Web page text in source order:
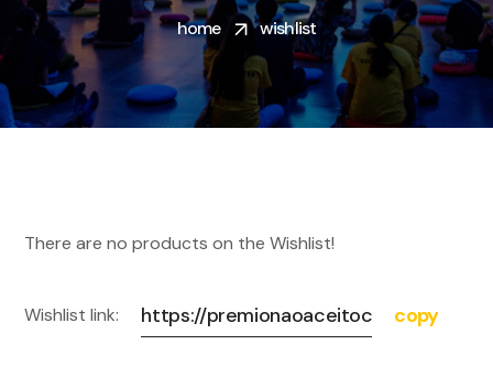
home wishlist
There are no products on the Wishlist!
Wishlist link: